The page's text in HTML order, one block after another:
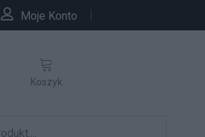
Moje Konto
Koszyk